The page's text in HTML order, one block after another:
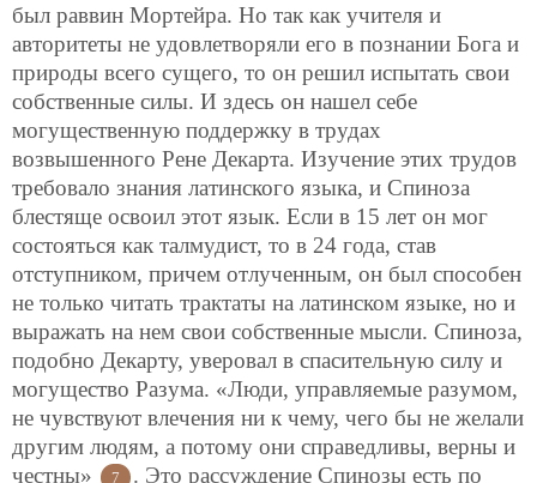
был раввин Мортейра. Но так как учителя и
авторитеты не удовлетворяли его в познании Бога и
природы всего сущего, то он решил испытать свои
собственные силы. И здесь он нашел себе
могущественную поддержку в трудах
возвышенного Рене Декарта. Изучение этих трудов
требовало знания латинского языка, и Спиноза
блестяще освоил этот язык. Если в 15 лет он мог
состояться как талмудист, то в 24 года, став
отступником, причем отлученным, он был способен
не только читать трактаты на латинском языке, но и
выражать на нем свои собственные мысли. Спиноза,
подобно Декарту, уверовал в спасительную силу и
могущество Разума. «Люди, управляемые разумом,
не чувствуют влечения ни к чему, чего бы не желали
другим людям, а потому они справедливы, верны и
честны»
7
. Это рассуждение Спинозы есть по